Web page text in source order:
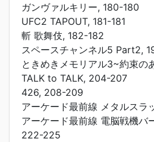
ガンヴァルキリー, 180-180
UFC2 TAPOUT, 181-181
斬 歌舞伎, 182-182
スペースチャンネル5 Part2,
ときめきメモリアル3~約束の
TALK to TALK, 204-207
426, 208-209
アーケード最前線 メタルスラ
アーケード最前線 電脳戦機バ
222-225